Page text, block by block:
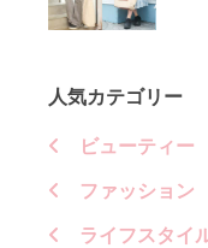
人気カテゴリー
ビューティー
ファッション
ライフスタイ